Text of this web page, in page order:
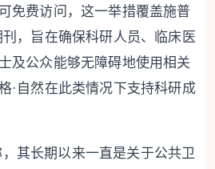
免费访问，这一举措覆盖施普
，旨在确保科研人员、临床医
及公众能够无障碍地使用相关
·自然在此类情况下支持科研成
其长期以来一直是关于公共卫